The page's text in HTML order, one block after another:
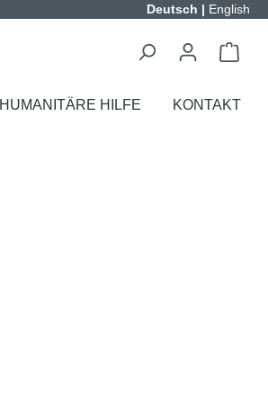
Deutsch | English
HUMANITÄRE HILFE KONTAKT